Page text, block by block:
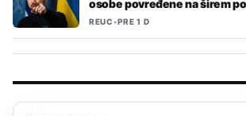
osobe povređene na širem
REUC•PRE 1 D